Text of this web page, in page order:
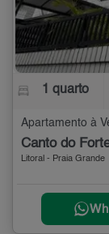
1 quarto
Apartamento à
Canto do
Litoral - Praia Grande